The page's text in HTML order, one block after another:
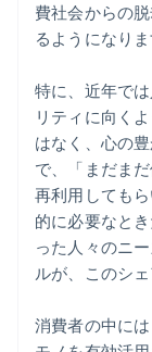
費社会からの
るようになりま
特に、近年で
リティに向く
はなく、心の
で、「まだま
再利用しても
的に必要なと
った人々のニ
ルが、このシ
消費者の中に